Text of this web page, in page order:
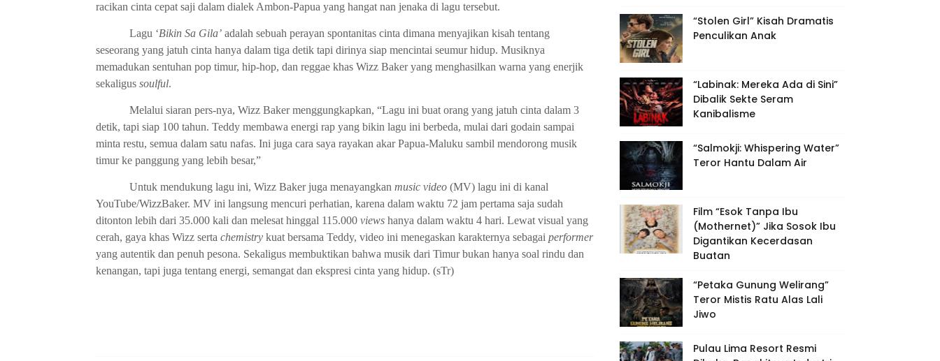
racikan cinta cepat saji dalam dialek Ambon-Papua yang hangat nan jenaka di lagu tersebut.
Lagu ‘Bikin Sa Gila’ adalah sebuah perayan spontanitas cinta dimana menyajikan kisah tentang
seseorang yang jatuh cinta hanya dalam tiga detik tapi dirinya siap mencintai seumur hidup. Musiknya
memadukan sentuhan pop timur, hip-hop, dan reggae khas Wizz Baker yang menghasilkan warna yang enerjik
sekaligus soulful.
Melalui siaran pers-nya, Wizz Baker menggungkapkan, “Lagu ini buat orang yang jatuh cinta dalam 3
detik, tapi siap 100 tahun. Teddy membawa energi rap yang bikin lagu ini berbeda, mulai dari godain sampai
minta restu, semua dalam satu nafas. Ini juga cara saya rayakan akar Papua-Maluku sambil mendorong musik
timur ke panggung yang lebih besar,”
Untuk mendukung lagu ini, Wizz Baker juga menayangkan music video (MV) lagu ini di kanal
YouTube/WizzBaker. MV ini langsung mencuri perhatian, karena dalam waktu 72 jam pertama saja sudah
ditonton lebih dari 35.000 kali dan melesat hinggal 115.000 views hanya dalam waktu 4 hari. Lewat visual yang
cerah, gaya khas Wizz serta chemistry kuat bersama Teddy, video ini menegaskan karakternya sebagai performer
yang autentik dan penuh pesona. Sekaligus membuktikan bahwa musik dari Timur bukan hanya soal rindu dan
kenangan, tapi juga tentang energi, semangat dan ekspresi cinta yang hidup. (sTr)
“Stolen Girl” Kisah Dramatis
Penculikan Anak
“Labinak: Mereka Ada di Sini”
Dibalik Sekte Seram
Kanibalisme
“Salmokji: Whispering Water”
Teror Hantu Dalam Air
Film “Esok Tanpa Ibu
(Mothernet)” Jika Sosok Ibu
Digantikan Kecerdasan
Buatan
“Petaka Gunung Welirang”
Teror Mistis Ratu Alas Lali
Jiwo
Pulau Lima Resort Resmi